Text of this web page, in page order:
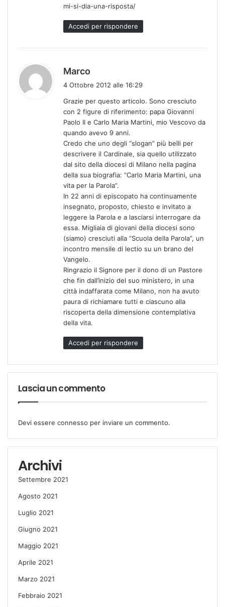
mi-si-dia-una-risposta/
Accedi per rispondere
Marco
e
t
t
4 Ottobre 2012 alle 16:29
Grazie per questo articolo. Sono cresciuto
con 2 figure di riferimento: papa Giovanni
Paolo II e Carlo Maria Martini, mio Vescovo da
quando avevo 9 anni.
Credo che uno degli “slogan” più belli per
descrivere il Cardinale, sia quello utilizzato
dal sito della diocesi di Milano nella pagina
della sua biografia: “Carlo Maria Martini, una
vita per la Parola”.
In 22 anni di episcopato ha continuamente
insegnato, proposto, chiesto e invitato a
leggere la Parola e a lasciarsi interrogare da
essa. Migliaia di giovani della diocesi sono
(siamo) cresciuti alla “Scuola della Parola”, un
incontro mensile di lectio su un brano del
Vangelo.
Ringrazio il Signore per il dono di un Pastore
che fin dall’inizio del suo ministero, in una
città indaffarata come Milano, non ha avuto
paura di richiamare tutti e ciascuno alla
riscoperta della dimensione contemplativa
della vita.
Accedi per rispondere
Lascia un commento
Devi essere connesso per inviare un commento.
Archivi
Settembre 2021
Agosto 2021
Luglio 2021
Giugno 2021
Maggio 2021
Aprile 2021
Marzo 2021
Febbraio 2021